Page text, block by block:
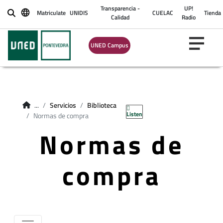
BuscarMatriculate UNIDIS
Transparencia -
Calidad
CUELAC
UP!
Radio
Tienda
UNED Campus
... Servicios
Biblioteca
Normas de compra
Listen
Normas de
compra